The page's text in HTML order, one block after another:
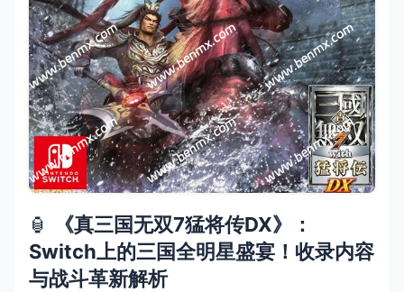
🏮 ​
​《真三国无双7猛将传DX》：
Switch上的三国全明星盛宴！收录内容
与战斗革新解析​